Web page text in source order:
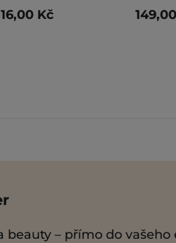
Kč
beauty – přímo do vašeho